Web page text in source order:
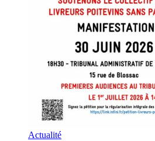
Actualité